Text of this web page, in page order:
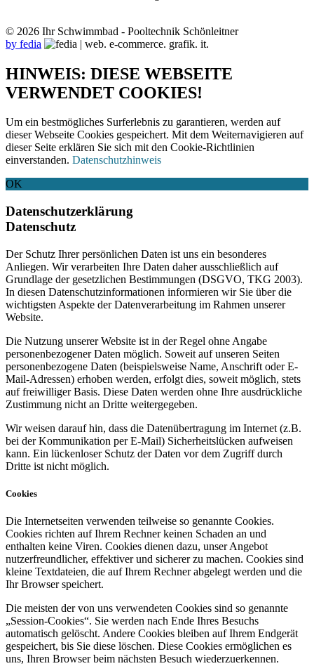
© 2026 Ihr Schwimmbad - Pooltechnik Schönleitner
by fedia
HINWEIS: DIESE WEBSEITE
VERWENDET COOKIES!
Um ein bestmögliches Surferlebnis zu garantieren, werden auf
dieser Webseite Cookies gespeichert. Mit dem Weiternavigieren auf
dieser Seite erklären Sie sich mit den Cookie-Richtlinien
einverstanden. Datenschutzhinweis
OK
Datenschutzerklärung
Datenschutz
Der Schutz Ihrer persönlichen Daten ist uns ein besonderes
Anliegen. Wir verarbeiten Ihre Daten daher ausschließlich auf
Grundlage der gesetzlichen Bestimmungen (DSGVO, TKG 2003).
In diesen Datenschutzinformationen informieren wir Sie über die
wichtigsten Aspekte der Datenverarbeitung im Rahmen unserer
Website.
Die Nutzung unserer Website ist in der Regel ohne Angabe
personenbezogener Daten möglich. Soweit auf unseren Seiten
personenbezogene Daten (beispielsweise Name, Anschrift oder E-
Mail-Adressen) erhoben werden, erfolgt dies, soweit möglich, stets
auf freiwilliger Basis. Diese Daten werden ohne Ihre ausdrückliche
Zustimmung nicht an Dritte weitergegeben.
Wir weisen darauf hin, dass die Datenübertragung im Internet (z.B.
bei der Kommunikation per E-Mail) Sicherheitslücken aufweisen
kann. Ein lückenloser Schutz der Daten vor dem Zugriff durch
Dritte ist nicht möglich.
Cookies
Die Internetseiten verwenden teilweise so genannte Cookies.
Cookies richten auf Ihrem Rechner keinen Schaden an und
enthalten keine Viren. Cookies dienen dazu, unser Angebot
nutzerfreundlicher, effektiver und sicherer zu machen. Cookies sind
kleine Textdateien, die auf Ihrem Rechner abgelegt werden und die
Ihr Browser speichert.
Die meisten der von uns verwendeten Cookies sind so genannte
„Session-Cookies“. Sie werden nach Ende Ihres Besuchs
automatisch gelöscht. Andere Cookies bleiben auf Ihrem Endgerät
gespeichert, bis Sie diese löschen. Diese Cookies ermöglichen es
uns, Ihren Browser beim nächsten Besuch wiederzuerkennen.